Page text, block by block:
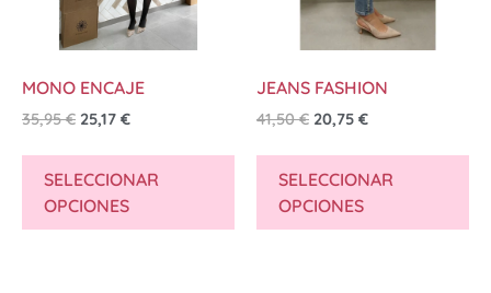
MONO ENCAJE
35,95€ 25,17 €
SELECCIONAR
OPCIONES
JEANS FASHION
41,50€ 20,75 €
SELECCIONAR
OPCIONES